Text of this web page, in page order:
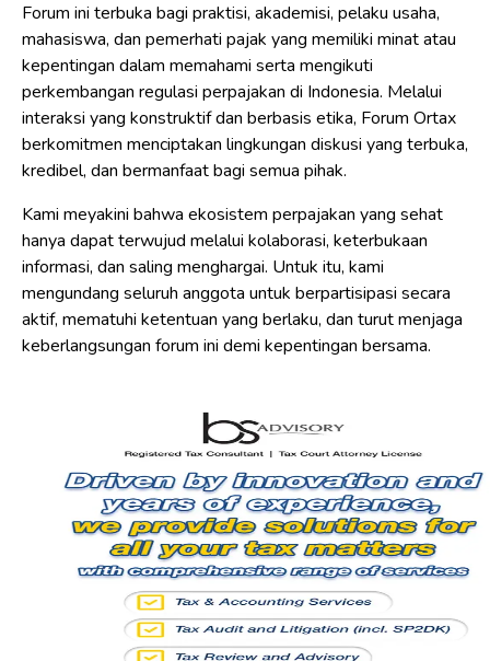
Forum ini terbuka bagi praktisi, akademisi, pelaku usaha,
mahasiswa, dan pemerhati pajak yang memiliki minat atau
kepentingan dalam memahami serta mengikuti
perkembangan regulasi perpajakan di Indonesia. Melalui
interaksi yang konstruktif dan berbasis etika, Forum Ortax
berkomitmen menciptakan lingkungan diskusi yang terbuka,
kredibel, dan bermanfaat bagi semua pihak.
Kami meyakini bahwa ekosistem perpajakan yang sehat
hanya dapat terwujud melalui kolaborasi, keterbukaan
informasi, dan saling menghargai. Untuk itu, kami
mengundang seluruh anggota untuk berpartisipasi secara
aktif, mematuhi ketentuan yang berlaku, dan turut menjaga
keberlangsungan forum ini demi kepentingan bersama.